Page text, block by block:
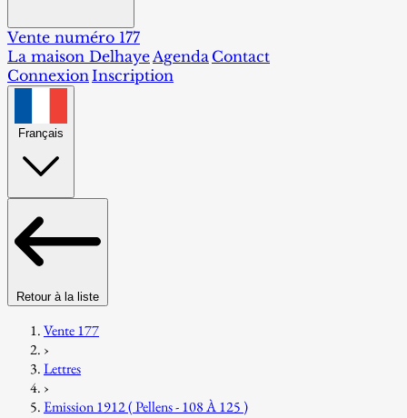
Vente numéro 177
La maison DelhayeAgenda Contact
ConnexionInscription
Français
Retour à la liste
Vente 177
›
Lettres
›
Emission 1912 ( Pellens - 108 À 125 )